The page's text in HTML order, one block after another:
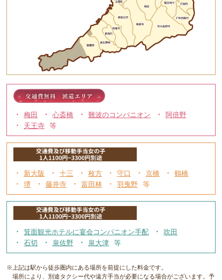
梅田 心斎橋 難波のコンパニオン
阿倍野
天王寺
新大阪 十三 枚方 守口 京橋
鶴橋
堺
藤井寺 富田林 羽曳野
箕面観光ホテルに宴会コンパニオン手配
吹田
石切
泉佐野 泉大津
※上記は駅から徒歩圏内にある場所を前提にした料金です。
場所により、別途タクシー代や遠方手当が必要になる場合がございます。予